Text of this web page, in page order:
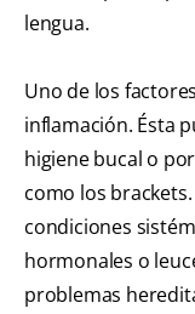
lengua.
Uno de los
inflamación. Ésta
higiene bucal o
como los
condiciones
hormonales o
problemas